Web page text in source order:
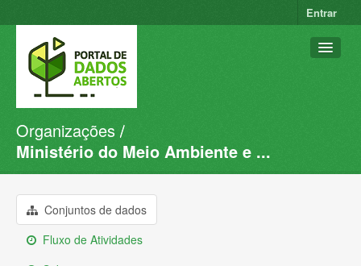
Entrar
Conjuntos de dados
Organizações
Sobre
Organizações
Ministério do Meio Ambiente e ...
Conjuntos de dados
Fluxo de Atividades